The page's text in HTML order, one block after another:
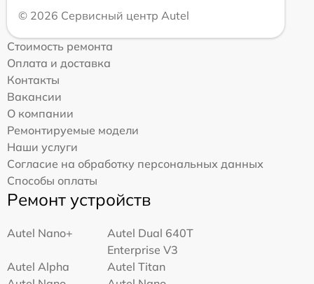
© 2026 Сервисный центр Autel
Стоимость ремонта
Оплата и доставка
Контакты
Вакансии
О компании
Ремонтируемые модели
Наши услуги
Согласие на обработку персональных данных
Способы оплаты
Ремонт устройств
Autel Nano+
Autel Dual 640T
Enterprise V3
Autel Alpha
Autel Titan